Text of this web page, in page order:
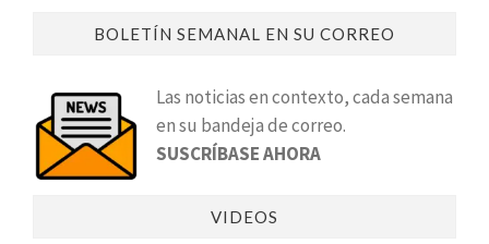
BOLETÍN SEMANAL EN SU CORREO
Las noticias en contexto, cada semana
en su bandeja de correo.
SUSCRÍBASE AHORA
VIDEOS